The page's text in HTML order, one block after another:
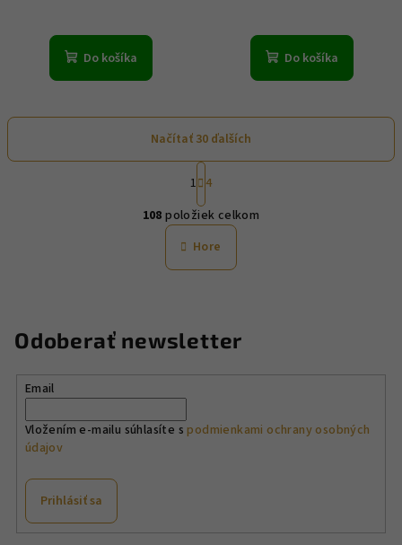
Do košíka Do košíka
O
v
l
á
i
v
p
Načítať 30 ďalších
S
t
r
á
n
k
o
i
e
1 4
108 položiek celkom
Hore
Odoberať newsletter
Email
Vložením e-mailu súhlasíte spodmienkami ochrany osobných
údajov
Prihlásiť sa